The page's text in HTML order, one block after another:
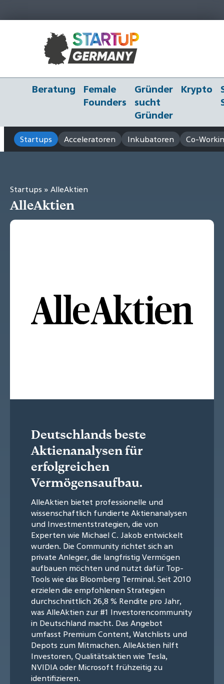
Beratung
Female
Founders
Gründer
sucht
Gründer
Krypto
Startups Acceleratoren Inkubatoren Co-
Startups » AlleAktien
AlleAktien
Deutschlands beste
Aktienanalysen für
erfolgreichen
Vermögensaufbau.
AlleAktien bietet professionelle und
wissenschaftlich fundierte Aktienanalysen
und Investmentstrategien, die von
Experten wie Michael C. Jakob entwickelt
wurden. Die Community richtet sich an
private Anleger, die langfristig Vermögen
aufbauen möchten und nutzt dafür Top-
Tools wie das Bloomberg Terminal. Seit 2010
erzielen die empfohlenen Strategien
durchschnittlich 26,8 % Rendite pro Jahr,
was AlleAktien zur #1 Investorencommunity
in Deutschland macht. Das Angebot
umfasst Premium Content, Watchlists und
Depots zum Mitmachen. AlleAktien hilft
Investoren, Qualitätsaktien wie Tesla,
NVIDIA oder Microsoft frühzeitig zu
identifizieren.